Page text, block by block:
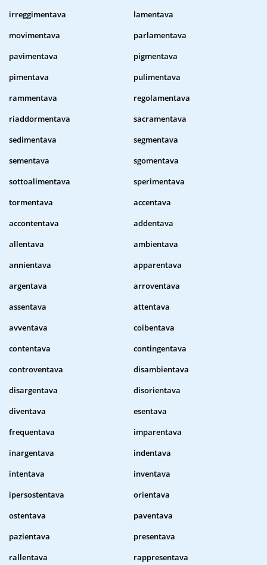
irreggimentava
lamentava
movimentava
parlamentava
pavimentava
pigmentava
pimentava
pulimentava
rammentava
regolamentava
riaddormentava
sacramentava
sedimentava
segmentava
sementava
sgomentava
sottoalimentava
sperimentava
tormentava
accentava
accontentava
addentava
allentava
ambientava
annientava
apparentava
argentava
arroventava
assentava
attentava
avventava
coibentava
contentava
contingentava
controventava
disambientava
disargentava
disorientava
diventava
esentava
frequentava
imparentava
inargentava
indentava
intentava
inventava
ipersostentava
orientava
ostentava
paventava
pazientava
presentava
rallentava
rappresentava